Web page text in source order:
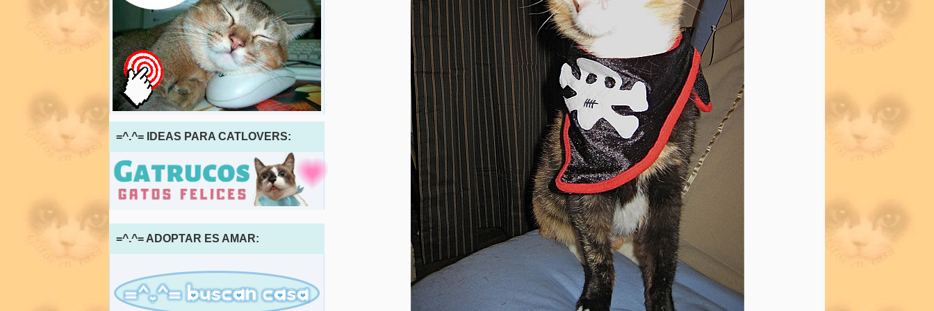
=^.^= IDEAS PARA CATLOVERS:
=^.^= ADOPTAR ES AMAR: